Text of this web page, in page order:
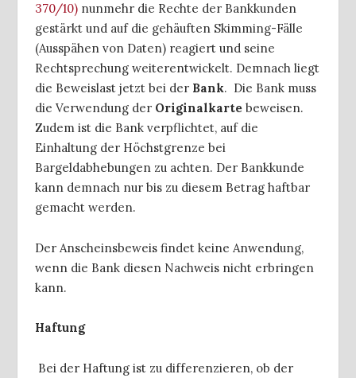
370/10) nunmehr die Rechte der Bankkunden
gestärkt und auf die gehäuften Skimming-Fälle
(Ausspähen von Daten) reagiert und seine
Rechtsprechung weiterentwickelt. Demnach liegt
die Beweislast jetzt bei der Bank. Die Bank muss
die Verwendung der Originalkarte beweisen.
Zudem ist die Bank verpflichtet, auf die
Einhaltung der Höchstgrenze bei
Bargeldabhebungen zu achten. Der Bankkunde
kann demnach nur bis zu diesem Betrag haftbar
gemacht werden.
Der Anscheinsbeweis findet keine Anwendung,
wenn die Bank diesen Nachweis nicht erbringen
kann.
Haftung
Bei der Haftung ist zu differenzieren, ob der